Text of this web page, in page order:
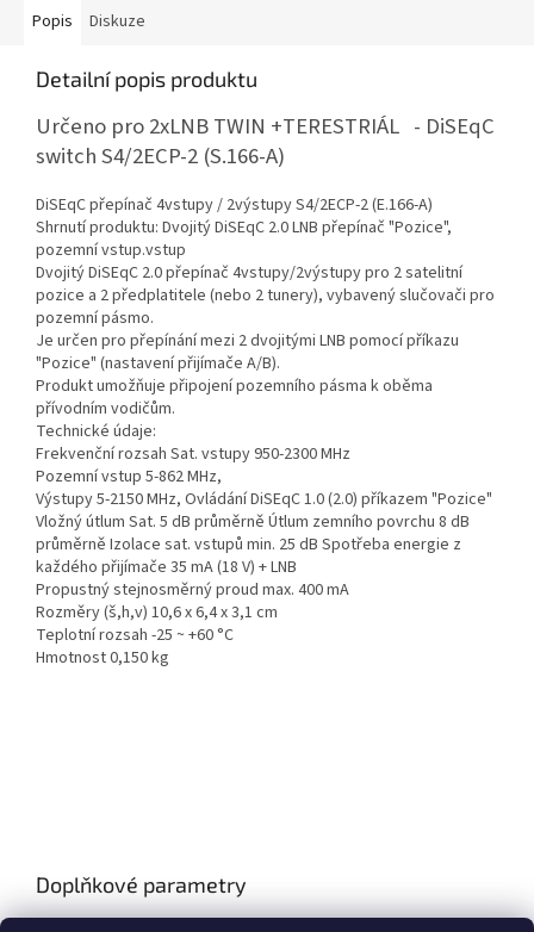
Popis Diskuze
Detailní popis produktu
Určeno pro 2xLNB TWIN +TERESTRIÁL - DiSEqC
switch S4/2ECP-2 (S.166-A)
DiSEqC přepínač 4vstupy / 2výstupy S4/2ECP-2 (E.166-A)
Shrnutí produktu: Dvojitý DiSEqC 2.0 LNB přepínač "Pozice",
pozemní vstup.vstup
Dvojitý DiSEqC 2.0 přepínač 4vstupy/2výstupy pro 2 satelitní
pozice a 2 předplatitele (nebo 2 tunery), vybavený slučovači pro
pozemní pásmo.
Je určen pro přepínání mezi 2 dvojitými LNB pomocí příkazu
"Pozice" (nastavení přijímače A/B).
Produkt umožňuje připojení pozemního pásma k oběma
přívodním vodičům.
Technické údaje:
Frekvenční rozsah Sat. vstupy 950-2300 MHz
Pozemní vstup 5-862 MHz,
Výstupy 5-2150 MHz, Ovládání DiSEqC 1.0 (2.0) příkazem "Pozice"
Vložný útlum Sat. 5 dB průměrně Útlum zemního povrchu 8 dB
průměrně Izolace sat. vstupů min. 25 dB Spotřeba energie z
každého přijímače 35 mA (18 V) + LNB
Propustný stejnosměrný proud max. 400 mA
Rozměry (š,h,v) 10,6 x 6,4 x 3,1 cm
Teplotní rozsah -25 ~ +60 °C
Hmotnost 0,150 kg
Doplňkové parametry